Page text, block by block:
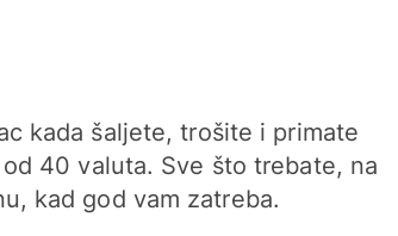
kada šaljete, trošite i primate
40 valuta. Sve što trebate, na
kad god vam zatreba.